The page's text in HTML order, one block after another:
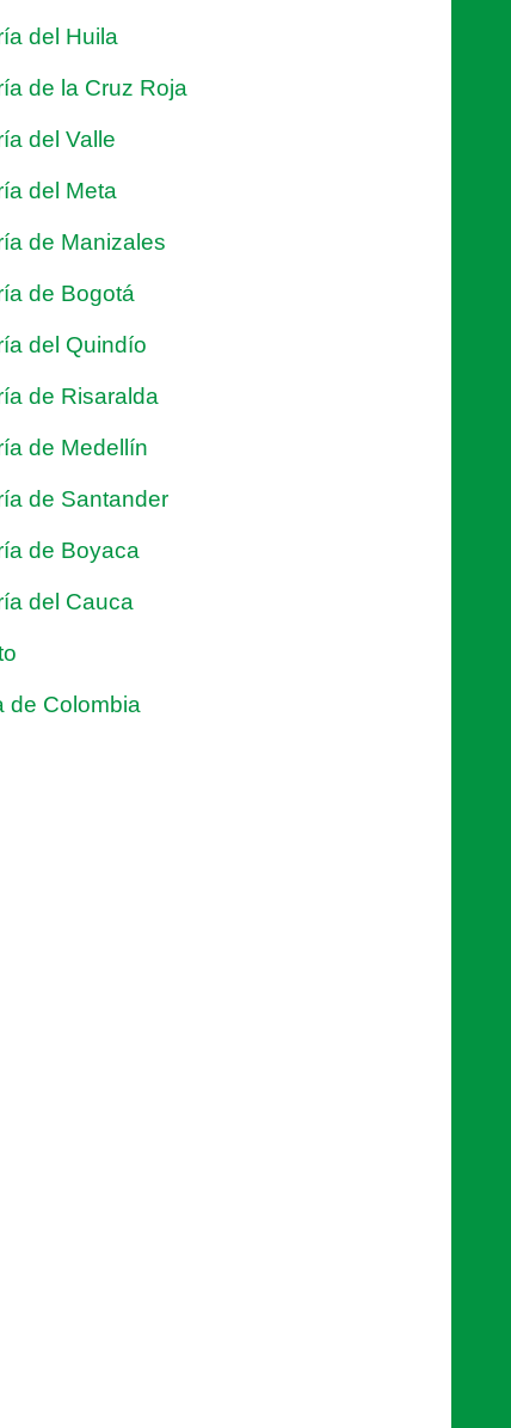
del Huila
de la Cruz Roja
del Valle
del Meta
de Manizales
de Bogotá
del Quindío
de Risaralda
de Medellín
de Santander
de Boyaca
del Cauca
de Colombia